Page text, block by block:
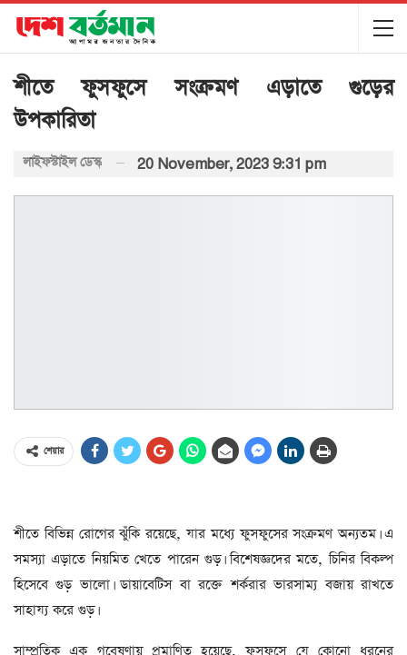
শীতে ফুসফুসে সংক্রমণ এড়াতে গুড়ের
উপকারিতা
লাইফস্টাইল ডেস্ক 20 November, 2023 9:31 pm
শেয়ার
শীতে বিভিন্ন রোগের ঝুঁকি রয়েছে, যার মধ্যে ফুসফুসের সংক্রমণ অন্যতম। এ
সমস্যা এড়াতে নিয়মিত খেতে পারেন গুড়। বিশেষজ্ঞদের মতে, চিনির বিকল্প
হিসেবে গুড় ভালো। ডায়াবেটিস বা রক্তে শর্করার ভারসাম্য বজায় রাখতে
সাহায্য করে গুড়।
সাম্প্রতিক এক গবেষণায় প্রমাণিত হয়েছে, ফুসফুসে যে কোনো ধরনের